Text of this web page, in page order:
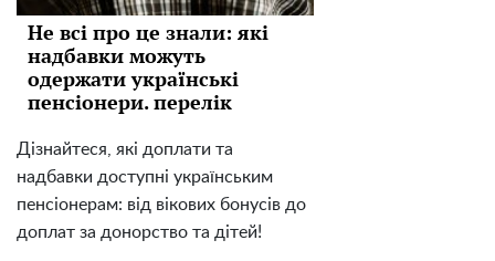
Не всі про це знали: які
надбавки можуть
одержати українські
пенсіонери. перелік
Дізнайтеся, які доплати та
надбавки доступні українським
пенсіонерам: від вікових бонусів до
доплат за донорство та дітей!